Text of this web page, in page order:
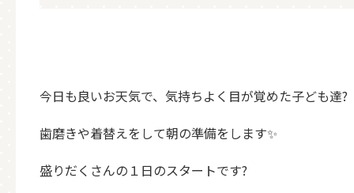
今日も良いお天気で、気持ちよく目が覚めた子ども達?
歯磨きや着替えをして朝の準備をします✨
盛りだくさんの１日のスタートです?